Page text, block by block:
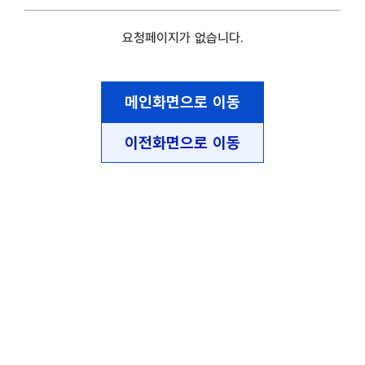
요청페이지가 없습니다.
메인화면으로 이동
이전화면으로 이동